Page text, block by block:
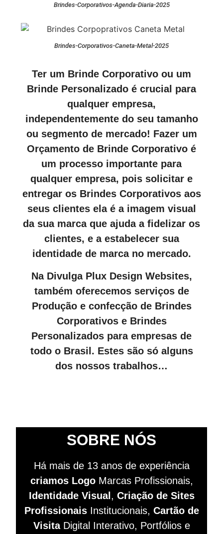
Brindes-Corporativos-Agenda-Diaria-2025
Brindes-Corporativos-Caneta-Metal-2025
Ter um Brinde Corporativo ou um
Brinde Personalizado é crucial para
qualquer empresa,
independentemente do seu tamanho
ou segmento de mercado! Fazer um
Orçamento de Brinde Corporativo é
um processo importante para
qualquer empresa, pois solicitar e
entregar os Brindes Corporativos aos
seus clientes ela é a imagem visual
da sua marca que ajuda a fidelizar os
clientes, e a estabelecer sua
identidade de marca no mercado.
Na Divulga Plux Design Websites,
também oferecemos serviços de
Produção e confecção de Brindes
Corporativos e Brindes
Personalizados para empresas de
todo o Brasil. Estes são só alguns
dos nossos trabalhos…
SOBRE NÓS
Há mais de 13 anos de experiência
criamos LogoMarcas Profissionais,
Identidade Visual , Criação de Sites
ProfissionaisInstitucionais, Cartão de
VisitaDigital Interativo, Portfólios e